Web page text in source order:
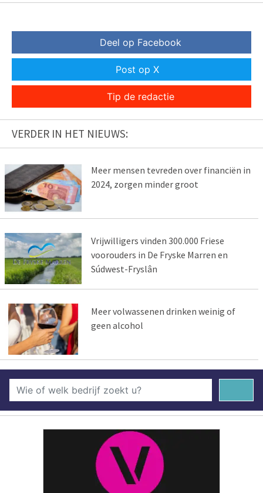
Deel op Facebook
Post op X
Tip de redactie
VERDER IN HET NIEUWS:
Meer mensen tevreden over financiën in
2024, zorgen minder groot
Vrijwilligers vinden 300.000 Friese
voorouders in De Fryske Marren en
Súdwest-Fryslân
Meer volwassenen drinken weinig of
geen alcohol